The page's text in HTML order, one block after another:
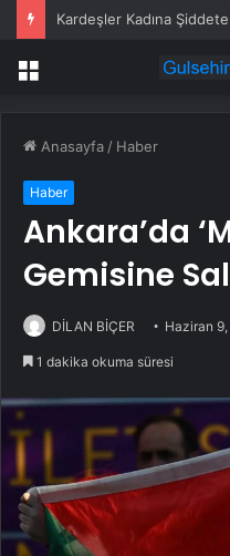
Kardeşler Kadına Şiddete
Menü
Anasayfa / Haber
Haber
Ankara’da
Gemisine
DİLAN BİÇER Haziran
1 dakika okuma süresi